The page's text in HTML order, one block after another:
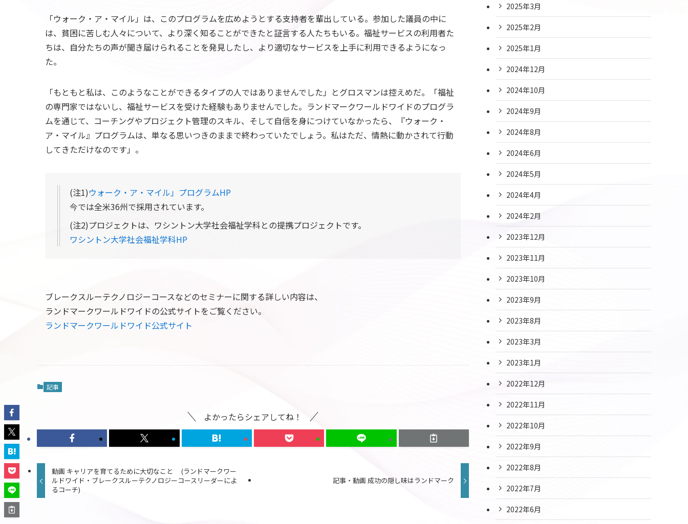
「ウォーク・ア・マイル」は、このプログラムを広めようとする支持者を輩出している。参加した議員の中に
は、貧困に苦しむ人々について、より深く知ることができたと証言する人たちもいる。福祉サービスの利用者た
ちは、自分たちの声が聞き届けられることを発見したし、より適切なサービスを上手に利用できるようになっ
た。
「もともと私は、このようなことができるタイプの人ではありませんでした」とグロスマンは控えめだ。「福祉
の専門家ではないし、福祉サービスを受けた経験もありませんでした。ランドマークワールドワイドのプログラ
ムを通じて、コーチングやプロジェクト管理のスキル、そして自信を身につけていなかったら、『ウォーク・
ア・マイル』プログラムは、単なる思いつきのままで終わっていたでしょう。私はただ、情熱に動かされて行動
してきただけなのです」。
(注1)ウォーク・ア・マイル」プログラムHP
今では全米36州で採用されています。
(注2)プロジェクトは、ワシントン大学社会福祉学科との提携プロジェクトです。
ワシントン大学社会福祉学科HP
ブレークスルーテクノロジーコースなどのセミナーに関する詳しい内容は、
ランドマークワールドワイドの公式サイトをご覧ください。
ランドマークワールドワイド公式サイト
記事
よかったらシェアしてね！
動画 キャリアを育てるために大切なこと (ランドマークワー
ルドワイド・ブレークスルーテクノロジーコースリーダーによ
るコーチ)
記事・動画 成功の隠し味はランドマーク
2025年3月
2025年2月
2025年1月
2024年12月
2024年10月
2024年9月
2024年8月
2024年6月
2024年5月
2024年4月
2024年2月
2023年12月
2023年11月
2023年10月
2023年9月
2023年8月
2023年3月
2023年1月
2022年12月
2022年11月
2022年10月
2022年9月
2022年8月
2022年7月
2022年6月